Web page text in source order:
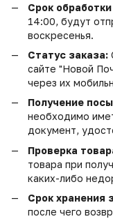
Срок
14:00, будут
воскресенья.
Статус заказа:
сайте "Новой
через их
Получение
необходимо
документ,
Проверка
товара при
каких-либо
Срок хранения
после чего